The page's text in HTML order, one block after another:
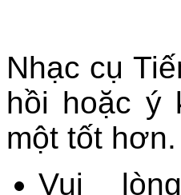
Nhạc cụ
hồi hoặc ý
một tốt hơn.
Vui